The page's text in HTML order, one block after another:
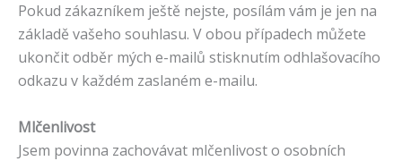
Pokud zákazníkem ještě nejste, posílám vám je jen na
základě vašeho souhlasu. V obou případech můžete
ukončit odběr mých e-mailů stisknutím odhlašovacího
odkazu v každém zaslaném e-mailu.
Mlčenlivost
Jsem povinna zachovávat mlčenlivost o osobních